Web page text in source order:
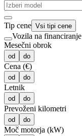
Tip cene Vsi tipi cene
Vozila na financiranje
Mesečni obrok
od do
Cena (€)
od do
Letnik
od do
Prevoženi kilometri
od do
Moč motorja (kW)